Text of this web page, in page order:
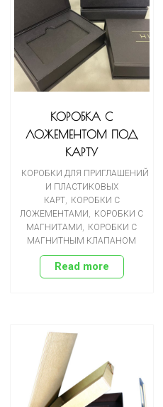
КОРОБКА С
ЛОЖЕМЕНТОМ ПОД
КАРТУ
КОРОБКИ ДЛЯ ПРИГЛАШЕНИЙ
И ПЛАСТИКОВЫХ
КАРТ,
КОРОБКИ С
ЛОЖЕМЕНТАМИ
КОРОБКИ С
МАГНИТАМИ
КОРОБКИ С
МАГНИТНЫМ КЛАПАНОМ
Read more